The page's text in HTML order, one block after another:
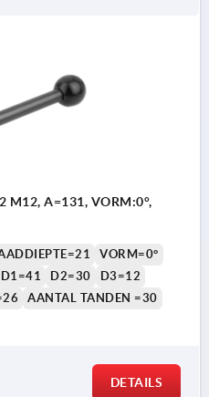
M12, A=131, VORM:0°,
VORM=0°
D1=41 D2=30
D3=12
AANTAL TANDEN =30
DETAILS